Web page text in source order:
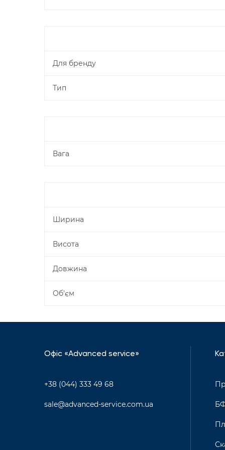
Для бренду
Тип
Вага
Ширина
Висота
Довжина
Об'єм
Офіс «Advanced service»
+38 (044) 333 49 68
sale@advanced-service.com.ua